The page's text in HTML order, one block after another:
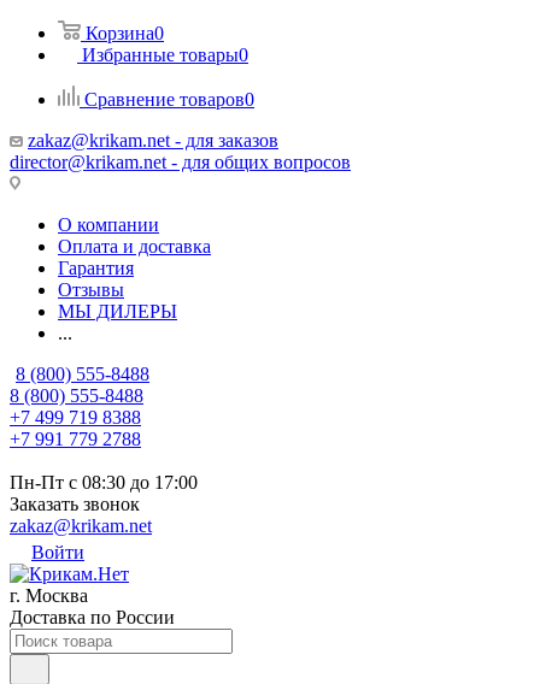
Корзина0
Избранные товары0
Сравнение товаров0
zakaz@krikam.net - для заказов
director@krikam.net - для общих вопросов
О компании
Оплата и доставка
Гарантия
Отзывы
МЫ ДИЛЕРЫ
...
8 (800) 555-8488
8 (800) 555-8488
+7 499 719 8388
+7 991 779 2788
Пн-Пт с 08:30 до 17:00
Заказать звонок
zakaz@krikam.net
Войти
г. Москва
Доставка по России